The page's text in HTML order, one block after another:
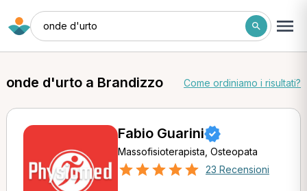
onde d'urto
onde d'urto a Brandizzo Come ordiniamo i risultati?
Fabio Guarini
Massofisioterapista, Osteopata
23 Recensioni